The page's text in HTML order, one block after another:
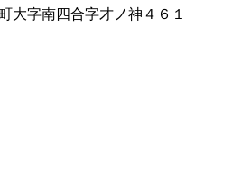
大字南四合字才ノ神４６１